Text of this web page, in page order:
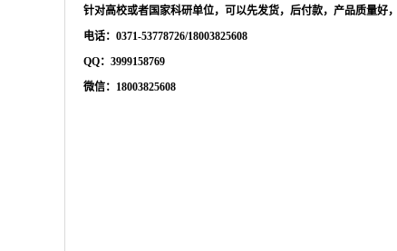
针对高校或者国家科研单位，可以先发货，后付款，产品质量好
电话： 0371-53778726/18003825608
QQ：3999158769
微信： 18003825608